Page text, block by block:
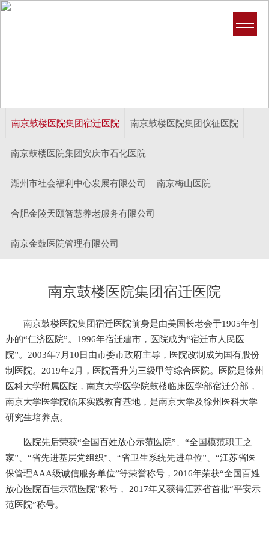
南京鼓楼医院集团宿迁医院 南京鼓楼医院集团仪征医院
南京鼓楼医院集团安庆市石化医院
湖州市社会福利中心发展有限公司 南京梅山医院
合肥金陵天颐智慧养老服务有限公司
南京金鼓医院管理有限公司
南京鼓楼医院集团宿迁医院
南京鼓楼医院集团宿迁医院前身是由美国长老会于1905年创
办的“仁济医院”。1996年宿迁建市，医院成为“宿迁市人民医
院”。2003年7月10日由市委市政府主导，医院改制成为国有股份
制医院。2019年2月，医院晋升为三级甲等综合医院。医院是徐州
医科大学附属医院，南京大学医学院鼓楼临床医学部宿迁分部，
南京大学医学院临床实践教育基地，是南京大学及徐州医科大学
研究生培养点。
医院先后荣获“全国百姓放心示范医院”、“全国模范职工之
家”、“省先进基层党组织”、“省卫生系统先进单位”、“江苏省医
保管理AAA级诚信服务单位”等荣誉称号，2016年荣获“全国百姓
放心医院百佳示范医院”称号， 2017年又获得江苏省首批“平安示
范医院”称号。